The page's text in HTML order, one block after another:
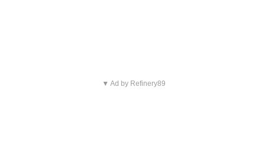
▼ Ad by Refinery89